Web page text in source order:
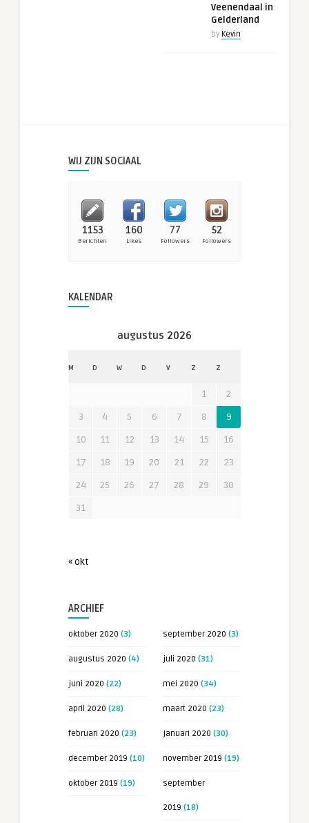
Veenendaal in
Gelderland
by Kevin
WIJ ZIJN SOCIAAL
1153
Berichten
160
Likes
77
Followers
52
Followers
KALENDAR
augustus 2026
M D W D V Z Z
1
2
3
4 5 6 7 8
9
10
11 12 13 14 15
16
17
18 19 20 21 22
23
24
25 26 27 28 29
30
31
« okt
ARCHIEF
oktober 2020 (3) september 2020 (3)
augustus 2020 (4) juli 2020 (31)
juni 2020 (22) mei 2020 (34)
april 2020 (28) maart 2020 (23)
februari 2020 (23) januari 2020 (30)
december 2019 (10) november 2019 (19)
oktober 2019 (19) september
2019 (18)